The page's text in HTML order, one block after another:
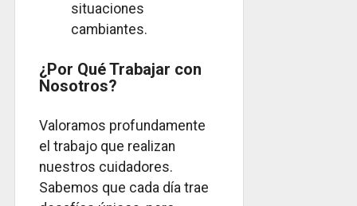
situaciones
cambiantes.
¿Por Qué Trabajar con
Nosotros?
Valoramos profundamente
el trabajo que realizan
nuestros cuidadores.
Sabemos que cada día trae